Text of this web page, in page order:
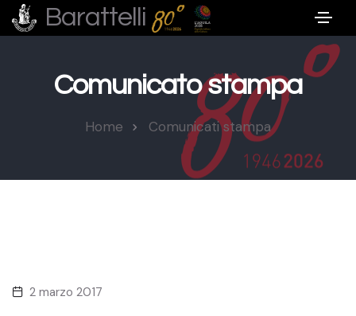
Barattelli
Comunicato stampa
Home Comunicati stampa
2 marzo 2017